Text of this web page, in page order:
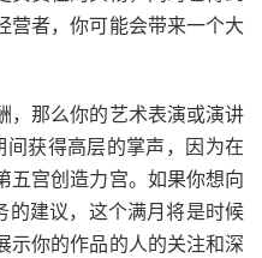
营者，你可能会带来一个大
，那么你的艺术表演或演讲
间获得高层的掌声，因为在
五宫创造力宫。如果你想向
的建议，这个满月将是时候
示你的作品的人的关注和深